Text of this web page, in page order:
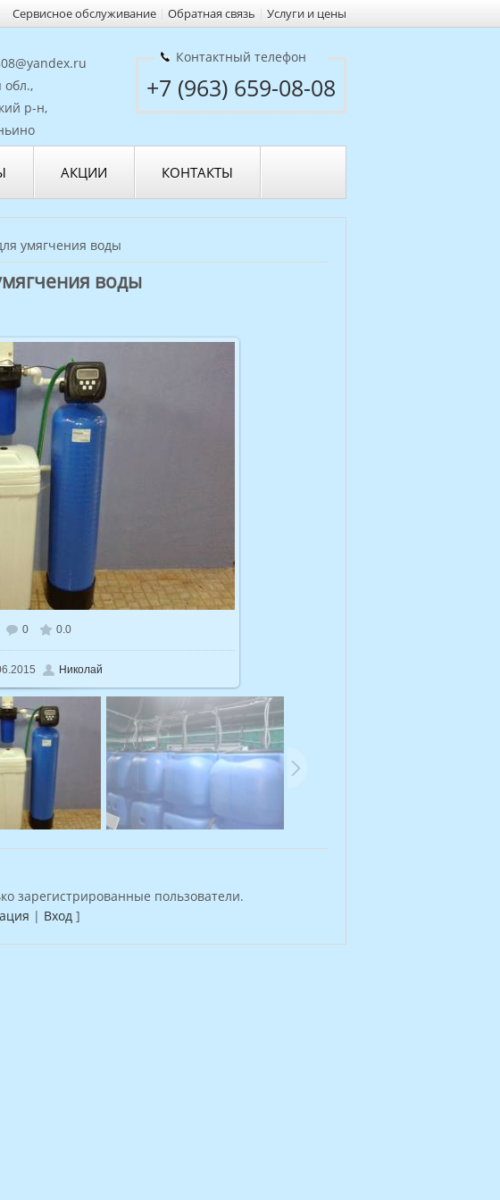
Сервисное обслуживание | Обратная связь | Услуги и цены
обл.,
р-н,
Контактный телефон
+7 (963) 659-08-08
АКЦИИ КОНТАКТЫ
умягчения воды
воды
1600x960
0 0.0
Николай
зарегистрированные пользователи.
| Вход ]